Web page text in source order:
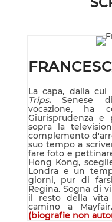
La capa, dalla
Trips.Senese
vocazione, ha
Giurisprudenza
sopra la
complemento
suo tempo a
fare foto e
Hong Kong,
Londra e un
giorni, pur di
Regina. Sogna di
il resto della
camino a
(biografie non